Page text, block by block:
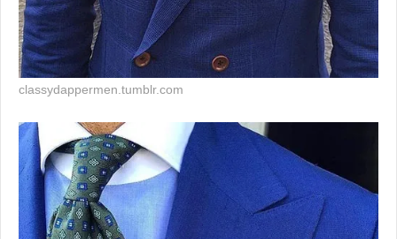
classydappermen.tumblr.com